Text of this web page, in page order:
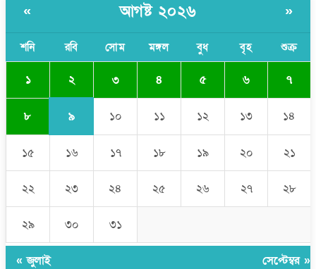
বাংলাদেশী কর্মীদের আকামা নিয়ে বড় সুখবর দিলো সৌদি সরকার
ভারতের পূর্ব সীমান্তে এখন ‘আরেকটি পাকিস্তান’ গড়ে উঠেছে: সজীব
ওয়াজেদ জয়
« আগষ্ট ২০২৬ »
শনি রবি সোম মঙ্গল বুধ বৃহ শুক্র
১ ২ ৩ ৪ ৫ ৬ ৭
৮ ৯ ১০ ১১ ১২ ১৩ ১৪
১৫ ১৬ ১৭ ১৮ ১৯ ২০ ২১
২২ ২৩ ২৪ ২৫ ২৬ ২৭ ২৮
২৯ ৩০ ৩১
« জুলাই সেপ্টেম্বর »